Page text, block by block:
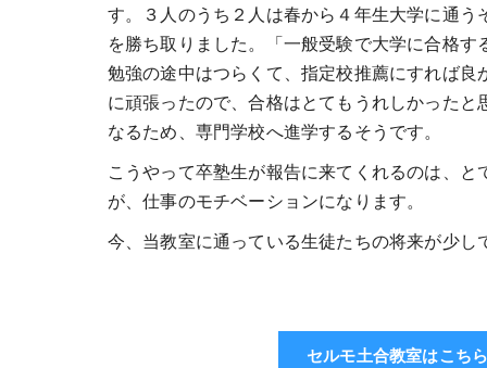
す。３人のうち２人は春から４年生大学に通
を勝ち取りました。「一般受験で大学に合格
勉強の途中はつらくて、指定校推薦にすれば
に頑張ったので、合格はとてもうれしかった
なるため、専門学校へ進学するそうです。
こうやって卒塾生が報告に来てくれるのは、
が、仕事のモチベーションになります。
今、当教室に通っている生徒たちの将来が少
セルモ土合教室はこち